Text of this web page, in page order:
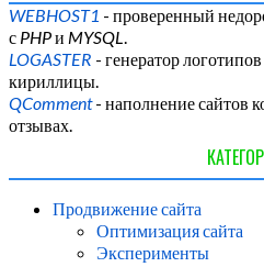
WEBHOST1 - проверенный
с PHPи MYSQL.
LOGASTER - генератор
кириллицы.
QComment- наполнение сайтов
отзывах.
Продвижение сайта
Оптимизация сайта
Эксперименты